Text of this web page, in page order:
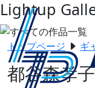
Lightup
トップページ ギ
都谷森孝子